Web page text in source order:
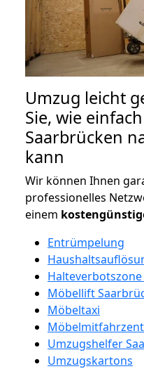
Umzug leicht
Sie, wie
Saarbrücken
kann
Wir können Ihnen
professionelles
einem
Entrümpelung
Möbellift
Möbeltaxi
Umzugshelfer
Umzugskartons